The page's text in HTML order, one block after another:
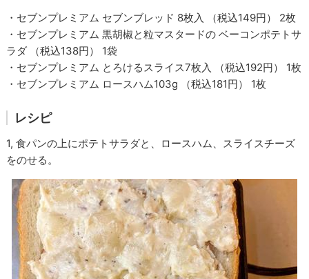
・セブンプレミアム セブンブレッド 8枚入 （税込149円） 2枚
・セブンプレミアム 黒胡椒と粒マスタードの ベーコンポテトサ
ラダ （税込138円） 1袋
・セブンプレミアム とろけるスライス7枚入 （税込192円） 1枚
・セブンプレミアム ロースハム103g （税込181円） 1枚
レシピ
1, 食パンの上にポテトサラダと、ロースハム、スライスチーズ
をのせる。